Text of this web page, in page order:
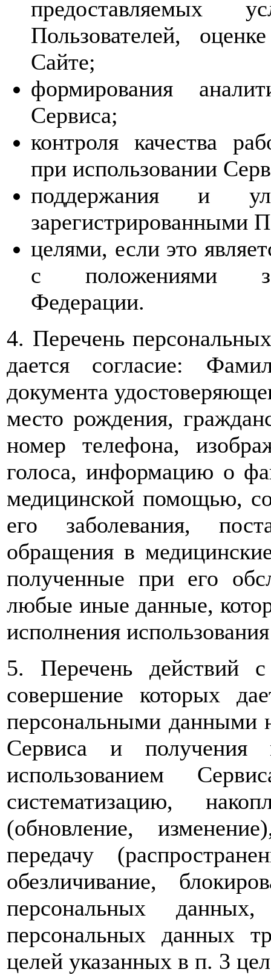
предоставляемых
Пользователей,
Сайте;
формирования
Сервиса;
контроля качества
при использовании
поддержания и
зарегистрированными
целями, если это
с положениями
Федерации.
4. Перечень
дается согласие:
документа
место рождения,
номер телефона,
голоса, информацию о
медицинской помощью,
его заболевания,
обращения в
полученные при его
любые иные данные,
исполнения
5. Перечень действий
совершение которых
персональными данными
Сервиса и получения
использованием
систематизацию,
(обновление,
передачу
обезличивание,
персональных данных,
персональных данных
целей указанных в п. 3